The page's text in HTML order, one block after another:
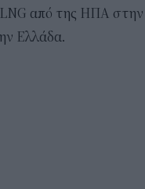
από της ΗΠΑ
Ελλάδα.